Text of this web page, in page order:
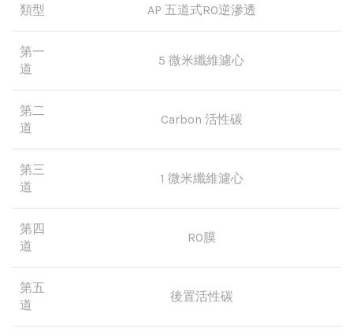
類型 AP 五道式RO逆滲透
第一
道
5 微米纖維濾心
第二
道
Carbon 活性碳
第三
道
1 微米纖維濾心
第四
道
RO膜
第五
道
後置活性碳